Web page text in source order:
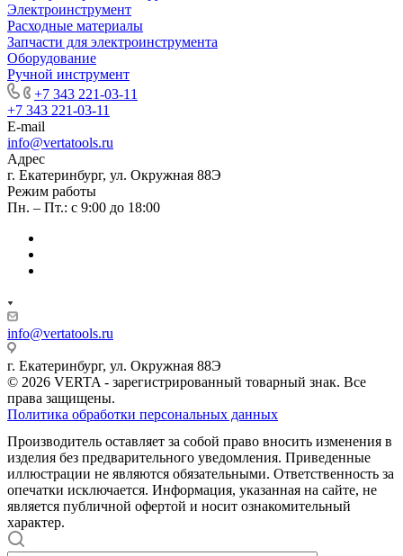
Электроинструмент
Расходные материалы
Запчасти для электроинструмента
Оборудование
Ручной инструмент
+7 343 221-03-11
+7 343 221-03-11
E-mail
info@vertatools.ru
Адрес
г. Екатеринбург, ул. Окружная 88Э
Режим работы
Пн. – Пт.: с 9:00 до 18:00
info@vertatools.ru
г. Екатеринбург, ул. Окружная 88Э
© 2026 VERTA - зарегистрированный товарный знак. Все
права защищены.
Политика обработки персональных данных
Производитель оставляет за собой право вносить изменения в
изделия без предварительного уведомления. Приведенные
иллюстрации не являются обязательными. Ответственность за
опечатки исключается. Информация, указанная на сайте, не
является публичной офертой и носит ознакомительный
характер.